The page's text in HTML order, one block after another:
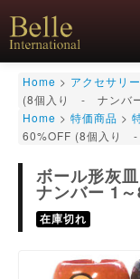
新規会員登録
ログイン
HOME
キュー
キュー用途別
シャフト
キューケース
特価商品
Home > アクセサリー
(8個入り - ナンバ
Home > 特価商品 >
60%OFF (8個入り
ボール形灰
ナンバー 1
在庫切れ